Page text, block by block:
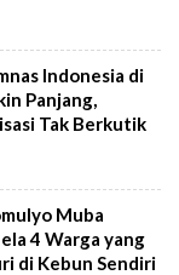
Indonesia di
Panjang,
Tak Berkutik
Muba
4 Warga yang
di Kebun Sendiri